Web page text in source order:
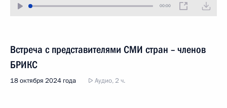
00:00
Встреча с представителями СМИ стран – членов
БРИКС
18 октября 2024 года Аудио, 2 ч.